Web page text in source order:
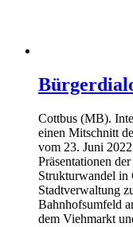
Cottbus (MB).
einen Mitschnitt
vom 23. Juni
Präsentationen
Strukturwandel in
Stadtverwaltung
Bahnhofsumfeld
dem Viehmarkt